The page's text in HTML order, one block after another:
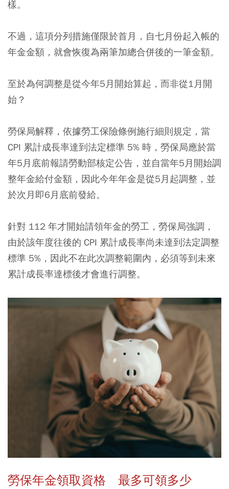
樣。
不過，這項分列措施僅限於首月，自七月份起入帳的
年金金額，就會恢復為兩筆加總合併後的一筆金額。
至於為何調整是從今年5月開始算起，而非從1月開
始？
勞保局解釋，依據勞工保險條例施行細則規定，當
CPI 累計成長率達到法定標準 5% 時，勞保局應於當
年5月底前報請勞動部核定公告，並自當年5月開始調
整年金給付金額，因此今年年金是從5月起調整，並
於次月即6月底前發給。
針對 112 年才開始請領年金的勞工，勞保局強調，
由於該年度往後的 CPI 累計成長率尚未達到法定調整
標準 5%，因此不在此次調整範圍內，必須等到未來
累計成長率達標後才會進行調整。
勞保年金領取資格 最多可領多少